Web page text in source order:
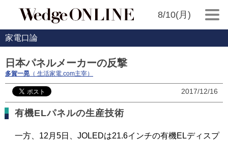
8/10(月)
家電口論
日本パネルメーカーの反撃
多賀一晃 （ 生活家電.com主宰）
2017/12/16
有機ELパネルの生産技術
一方、12月5日、JOLEDは21.6インチの有機ELディスプ